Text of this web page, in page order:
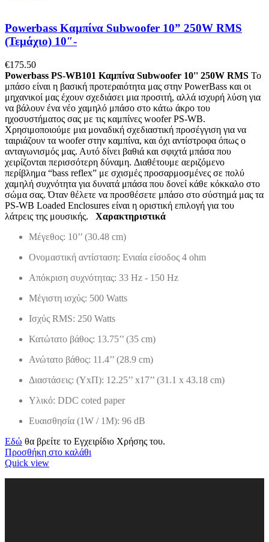
Powerbass Καμπίνα Subwoofer 10” 250W RMS
(Τεμάχιο) 10″-
€175.50
Powerbass PS-WB101 Καμπίνα Subwoofer 10'' 250W RMS Το
μπάσο είναι η βασική προτεραιότητα μας στην PowerBass και οι
μηχανικοί μας έχουν σχεδιάσει μια προσιτή, αλλά ισχυρή λύση για
να βάλουν ένα νέο χαμηλό μπάσο στο κάτω άκρο του
ηχοσυστήματος σας με τις καμπίνες wooferPS-WB.
Χρησιμοποιούμε μια μοναδική σχεδιαστική προσέγγιση για να
ταιριάζουν τα woofer στην καμπίνα, και όχι αντίστροφα όπως ο
ανταγωνισμός μας. Αυτό δίνει βαθιά και σφιχτά μπάσα που
χειρίζονται περισσότερη δύναμη. Διαθέτουμε αεριζόμενο
περίβλημα “bass reflex” με σχισμές προσαρμοσμένες σε πολύ
χαμηλή συχνότητα για δυνατά μπάσα που δονεί κάθε κόκκαλο στο
σώμα σας. Όταν θέλετε να προσθέσετε μπάσο στο σύστημά μας τα
PS-WB Loaded Enclosures είναι η οριστική επιλογή για του
λάτρεις της μουσικής.
Χαρακτηριστικά
Μέγεθος: 10’’ (30.48 cm)
Ονομαστική αντίσταση: Ενιαία είσοδος 4 ohm
Απόκριση συχνότητας: 33 Hz - 150 Hz
Μέγιστη ισχύς: 500 Watts
Ισχύς RMS: 250 Watts
Κατώτατο βάθος: 13.75’’ (35 cm)
Ανώτατο βάθος: 11.4’’ (28.9 cm)
Διαστάσεις: (ΥxΠ): 12.25’’ x17’’ (31.1 x 43.18 cm)
Υλικό: DDC coted paper
Ευαισθησία (1W / 1M): 96 dB
Εδώ θα βρείτε το Εγχειρίδιο Χρήσης του.
Προσθήκη στο καλάθι
Quick view